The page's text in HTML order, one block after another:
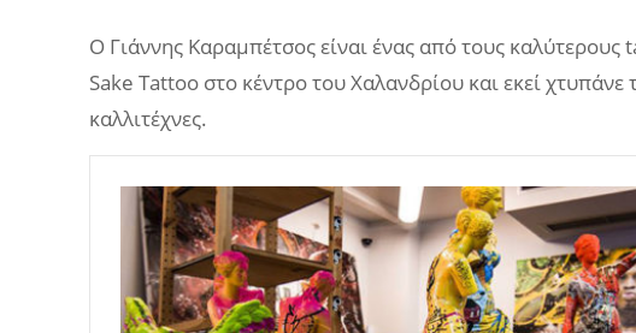
Ο Γιάννης Καραμπέτσος είναι ένας από τους
Sake Tattoo στο κέντρο του Χαλανδρίου και εκεί
καλλιτέχνες.